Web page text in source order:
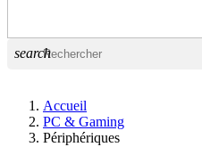
search
Accueil
PC & Gaming
Périphériques